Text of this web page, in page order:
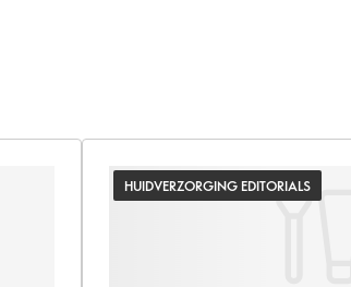
HUIDVERZORGING EDITORIALS